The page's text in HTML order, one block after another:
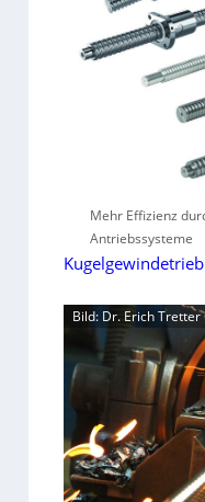
Mehr Effizienz
Antriebssysteme
Bild: Dr. Erich Tretter